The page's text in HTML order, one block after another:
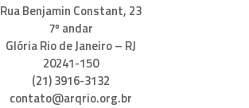
Rua Benjamin Constant, 23
7º andar
Glória Rio de Janeiro – RJ
20241-150
(21) 3916-3132
contato@arqrio.org.br